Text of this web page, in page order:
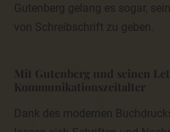
Gutenberg gelang es sogar,
von Schreibschrift zu geben.
Mit Gutenberg und seinen
Kommunikationszeitalter
Dank des modernen
sofern einer der folgenden
Verarbeitung nicht erforderlich ist:
Die personenbezogenen Daten
Die betroffene Person widerruft
die Verarbeitung gemäß Art. 6
an einer anderweitigen
Verarbeitung.